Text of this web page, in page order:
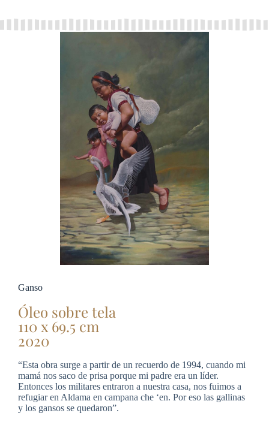
Ganso
Óleo sobre tela
110 x 69.5 cm
2020
“Esta obra surge a partir de un recuerdo de 1994, cuando mi
mamá nos saco de prisa porque mi padre era un líder.
Entonces los militares entraron a nuestra casa, nos fuimos a
refugiar en Aldama en campana che ‘en. Por eso las gallinas
y los gansos se quedaron”.